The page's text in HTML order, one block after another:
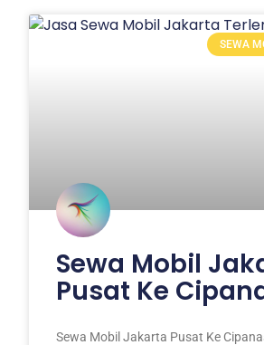
SEWA
Sewa Mobil
Pusat Ke
Sewa Mobil Jakarta Pusat Ke